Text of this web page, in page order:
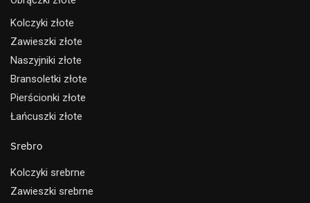
Kolczyki złote
Zawieszki złote
Naszyjniki złote
Bransoletki złote
Pierścionki złote
Łańcuszki złote
Srebro
Kolczyki srebrne
Zawieszki srebrne